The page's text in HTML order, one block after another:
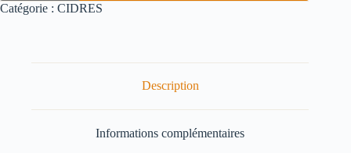
Catégorie : CIDRES
Description
Informations complémentaires